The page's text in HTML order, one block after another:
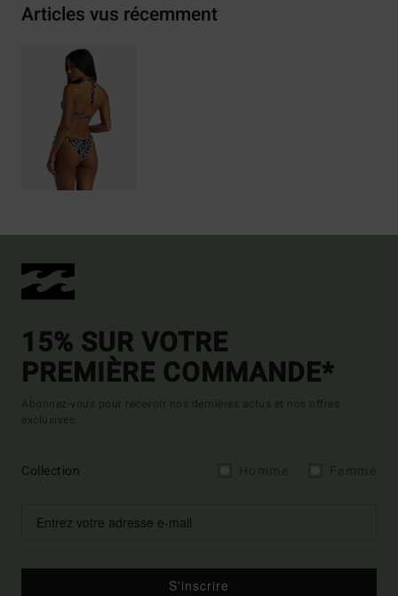
Articles vus récemment
15% SUR VOTRE
PREMIÈRE COMMANDE*
Abonnez-vous pour recevoir nos dernières actus et nos offres
exclusives.
Collection
S'inscrire